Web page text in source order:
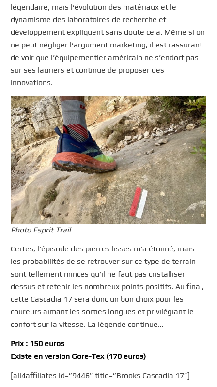
légendaire, mais l’évolution des matériaux et le
dynamisme des laboratoires de recherche et
développement expliquent sans doute cela. Même si on
ne peut négliger l’argument marketing, il est rassurant
de voir que l’équipementier américain ne s’endort pas
sur ses lauriers et continue de proposer des
innovations.
Photo Esprit Trail
Certes, l’épisode des pierres lisses m’a étonné, mais
les probabilités de se retrouver sur ce type de terrain
sont tellement minces qu’il ne faut pas cristalliser
dessus et retenir les nombreux points positifs. Au final,
cette Cascadia 17 sera donc un bon choix pour les
coureurs aimant les sorties longues et privilégiant le
confort sur la vitesse. La légende continue…
Prix : 150 euros
Existe en version Gore-Tex (170 euros)
[all4affiliates id=”9446″ title=”Brooks Cascadia 17″]